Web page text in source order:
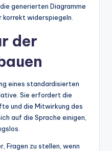
generierten Diagramme
widerspiegeln.
der
eines standardisierten
Sie erfordert die
und die Mitwirkung des
auf die Sprache einigen,
Fragen zu stellen, wenn